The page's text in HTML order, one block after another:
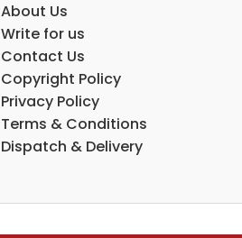
About Us
Write for us
Contact Us
Copyright Policy
Privacy Policy
Terms & Conditions
Dispatch & Delivery